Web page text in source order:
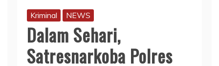
Kriminal NEWS
Dalam Sehari,
Satresnarkoba Polres